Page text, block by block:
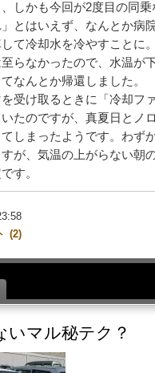
しかも今回が2度目の同
とはいえず、なんとか病
て冷却水を冷やすことに
らなかったので、水温が
なんとか帰還しました。
受け取るときに「冷却フ
たのですが、真夏日とノ
てしまったようです。わず
が、気温の上がらない朝
す。
(2)
いマル秘テク？